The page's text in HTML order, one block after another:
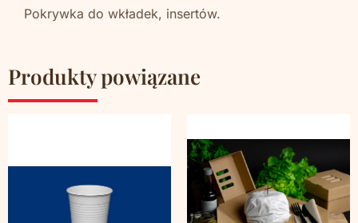
Pokrywka do wkładek, insertów.
Produkty powiązane